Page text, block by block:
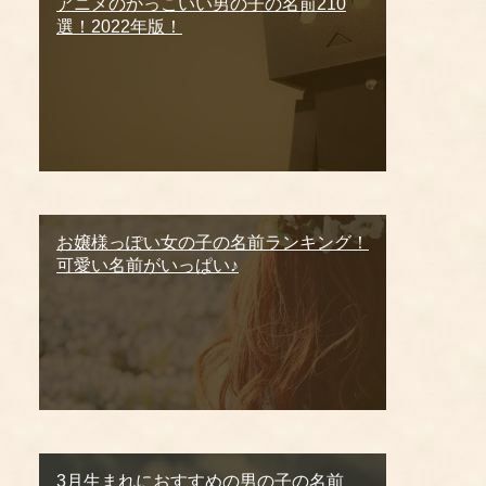
選！2022年版！
お嬢様っぽい女の子の名前ランキング！
可愛い名前がいっぱい♪
3月生まれにおすすめの男の子の名前